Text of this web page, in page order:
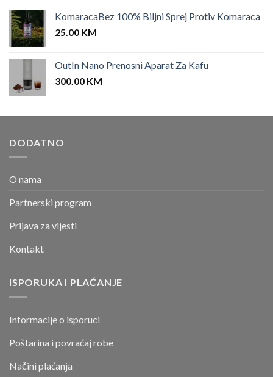
KomaracaBez 100% Biljni Sprej Protiv Komaraca
25.00 KM
OutIn Nano Prenosni Aparat Za Kafu
300.00 KM
DODATNO
O nama
Partnerski program
Prijava za vijesti
Kontakt
ISPORUKA I PLAĆANJE
Informacije o isporuci
Poštarina i povraćaj robe
Načini plaćanja